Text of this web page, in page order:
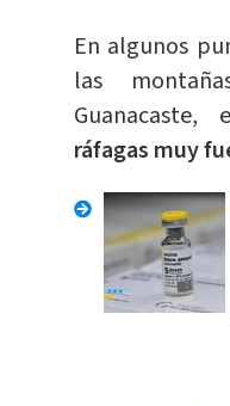
En algunos
las
ráfagas muy